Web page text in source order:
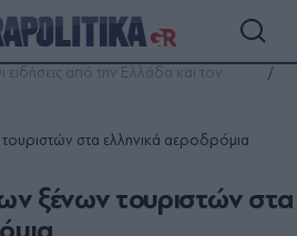
ειδήσεις από την Ελλάδα και τον
στα ελληνικά αεροδρόμια
ξένων τουριστών στα